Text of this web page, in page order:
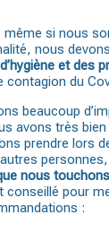
si nous
nous
et des
contagion du
beaucoup
avons très
prendre lors
nous
conseillé pour
: